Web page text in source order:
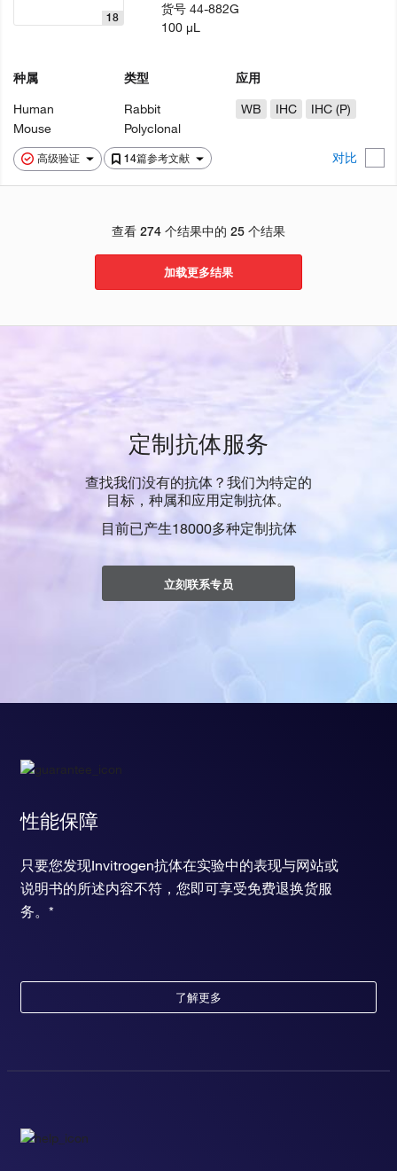
高级验证 14篇参考文献 对比
18
种属
Human
Mouse
类型
Rabbit
Polyclonal
应用
WB
IHC IHC (P)
货号44-882G
100 µL
查看 274 个结果中的 25 个结果
加载更多结果
定制抗体服务
查找我们没有的抗体？我们为特定的
目标，种属和应用定制抗体。
目前已产生18000多种定制抗体
立刻联系专员
性能保障
只要您发现Invitrogen抗体在实验中的表现与网站或
说明书的所述内容不符，您即可享受免费退换货服
务。*
了解更多